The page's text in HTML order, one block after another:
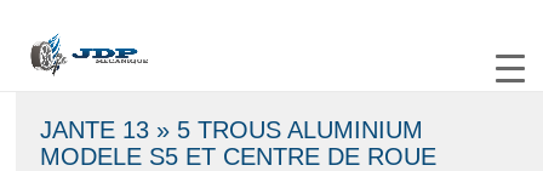
JANTE 13 » 5 TROUS ALUMINIUM
MODELE S5 ET CENTRE DE ROUE